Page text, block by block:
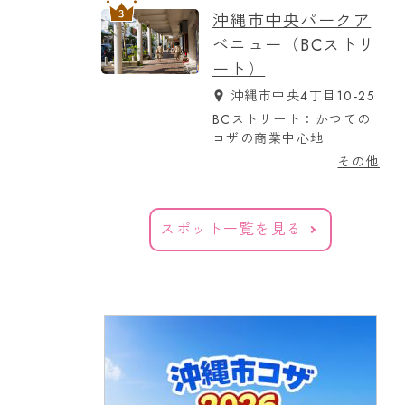
沖縄市中央パークア
ベニュー（BCストリ
ート）
沖縄市中央4丁目10-25
BCストリート：かつての
コザの商業中心地
その他
スポット一覧を見る